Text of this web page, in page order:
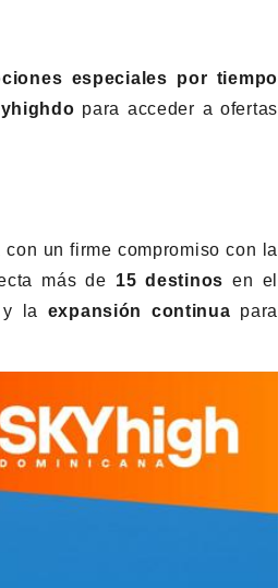
especiales por tiempo
para acceder a ofertas
un firme compromiso con la
más de 15 destinos en el
y la expansión continua para